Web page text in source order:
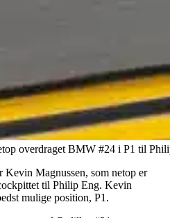
overdraget BMW #24 i P1 til
Magnussen, som netop er
til Philip Eng. Kevin
mulige position, P1.